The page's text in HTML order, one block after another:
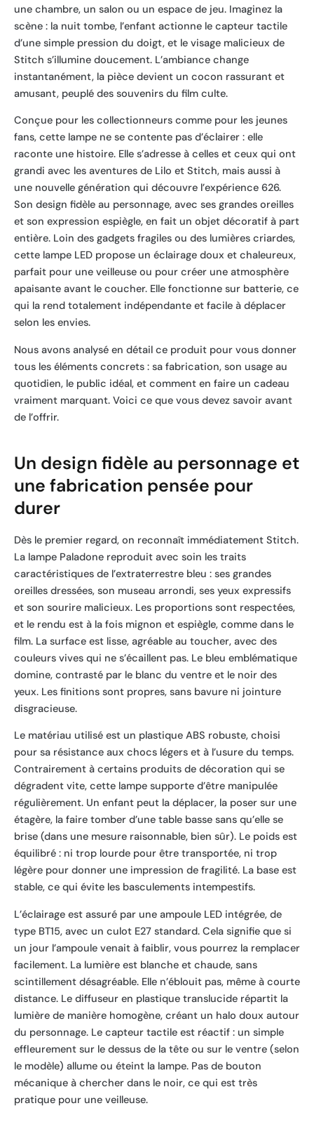
une chambre, un salon ou un espace de jeu. Imaginez la
scène : la nuit tombe, l’enfant actionne le capteur tactile
d’une simple pression du doigt, et le visage malicieux de
Stitch s’illumine doucement. L’ambiance change
instantanément, la pièce devient un cocon rassurant et
amusant, peuplé des souvenirs du film culte.
Conçue pour les collectionneurs comme pour les jeunes
fans, cette lampe ne se contente pas d’éclairer : elle
raconte une histoire. Elle s’adresse à celles et ceux qui ont
grandi avec les aventures de Lilo et Stitch, mais aussi à
une nouvelle génération qui découvre l’expérience 626.
Son design fidèle au personnage, avec ses grandes oreilles
et son expression espiègle, en fait un objet décoratif à part
entière. Loin des gadgets fragiles ou des lumières criardes,
cette lampe LED propose un éclairage doux et chaleureux,
parfait pour une veilleuse ou pour créer une atmosphère
apaisante avant le coucher. Elle fonctionne sur batterie, ce
qui la rend totalement indépendante et facile à déplacer
selon les envies.
Nous avons analysé en détail ce produit pour vous donner
tous les éléments concrets : sa fabrication, son usage au
quotidien, le public idéal, et comment en faire un cadeau
vraiment marquant. Voici ce que vous devez savoir avant
de l’offrir.
Un design fidèle au personnage et
une fabrication pensée pour
durer
Dès le premier regard, on reconnaît immédiatement Stitch.
La lampe Paladone reproduit avec soin les traits
caractéristiques de l’extraterrestre bleu : ses grandes
oreilles dressées, son museau arrondi, ses yeux expressifs
et son sourire malicieux. Les proportions sont respectées,
et le rendu est à la fois mignon et espiègle, comme dans le
film. La surface est lisse, agréable au toucher, avec des
couleurs vives qui ne s’écaillent pas. Le bleu emblématique
domine, contrasté par le blanc du ventre et le noir des
yeux. Les finitions sont propres, sans bavure ni jointure
disgracieuse.
Le matériau utilisé est un plastique ABS robuste, choisi
pour sa résistance aux chocs légers et à l’usure du temps.
Contrairement à certains produits de décoration qui se
dégradent vite, cette lampe supporte d’être manipulée
régulièrement. Un enfant peut la déplacer, la poser sur une
étagère, la faire tomber d’une table basse sans qu’elle se
brise (dans une mesure raisonnable, bien sûr). Le poids est
équilibré : ni trop lourde pour être transportée, ni trop
légère pour donner une impression de fragilité. La base est
stable, ce qui évite les basculements intempestifs.
L’éclairage est assuré par une ampoule LED intégrée, de
type BT15, avec un culot E27 standard. Cela signifie que si
un jour l’ampoule venait à faiblir, vous pourrez la remplacer
facilement. La lumière est blanche et chaude, sans
scintillement désagréable. Elle n’éblouit pas, même à courte
distance. Le diffuseur en plastique translucide répartit la
lumière de manière homogène, créant un halo doux autour
du personnage. Le capteur tactile est réactif : un simple
effleurement sur le dessus de la tête ou sur le ventre (selon
le modèle) allume ou éteint la lampe. Pas de bouton
mécanique à chercher dans le noir, ce qui est très
pratique pour une veilleuse.